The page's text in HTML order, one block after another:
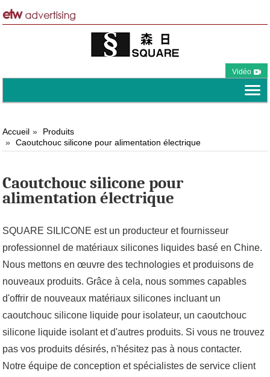
Vidéo
Accueil
Produits
Caoutchouc silicone pour alimentation électrique
Caoutchouc silicone pour
alimentation électrique
SQUARE SILICONE est un producteur et fournisseur
professionnel de matériaux silicones liquides basé en Chine.
Nous mettons en œuvre des technologies et produisons de
nouveaux produits. Grâce à cela, nous sommes capables
d'offrir de nouveaux matériaux silicones incluant un
caoutchouc silicone liquide pour isolateur, un caoutchouc
silicone liquide isolant et d'autres produits. Si vous ne trouvez
pas vos produits désirés, n'hésitez pas à nous contacter.
Notre équipe de conception et spécialistes de service client